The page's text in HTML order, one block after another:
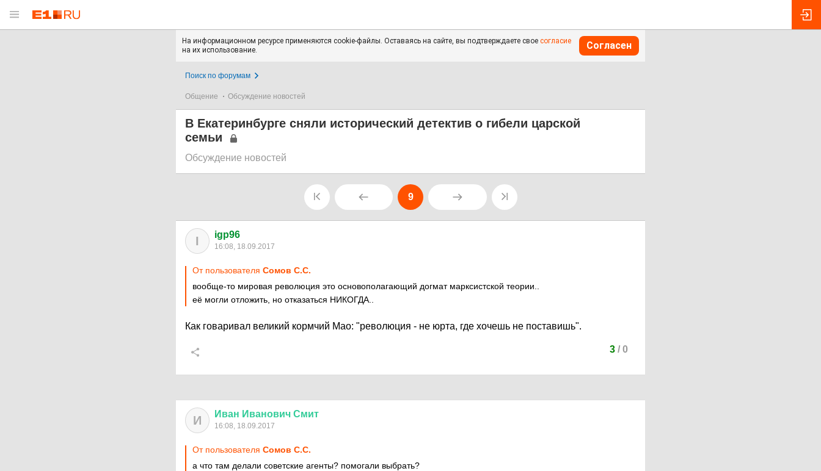
На информационном ресурсе применяются cookie-файлы. Оставаясь на сайте, вы подтверждаете свое согласие
на их использование.
Согласен
Поиск по форумам
Общение Обсуждение новостей
В Екатеринбурге сняли исторический детектив о гибели царской
семьи
Обсуждение новостей
9
I igp96
16:08, 18.09.2017
От пользователя Сомов С.С.
вообще-то мировая революция это основополагающий догмат марксистской теории..
её могли отложить, но отказаться НИКОГДА..
Как говаривал великий кормчий Мао: "революция - не юрта, где хочешь не поставишь".
3/ 0
И Иван Иванович Смит
16:08, 18.09.2017
От пользователя Сомов С.С.
а что там делали советские агенты? помогали выбрать?